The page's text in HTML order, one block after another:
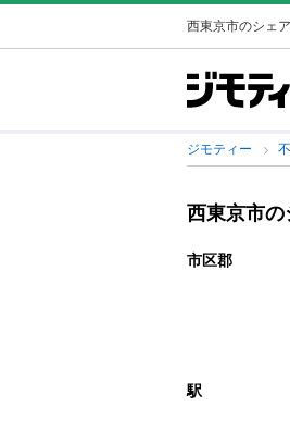
西東京市のシェ
ジモティー
西東京市
市区郡
駅